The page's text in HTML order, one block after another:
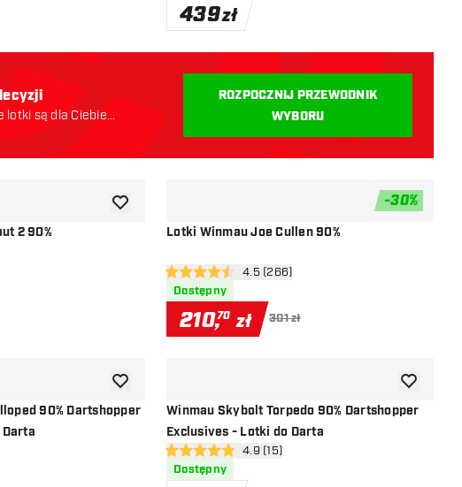
439zł
2 90%
recenzji
dodaj do listy życzeń
-30%
Lotki Winmau Joe Cullen 90%
otwórz panel recenzji
4.5 gwiazdki oceny4.5 (266)
Dostępny
210,70 zł 301 zł
dodaj do
90% Dartshopper
recenzji
dodaj do listy życzeń
Winmau Skybolt Torpedo 90% Dartshopper
Exclusives - Lotki do Darta
otwórz panel recenzji
4.9 gwiazdki oceny
4.9 (15)
Dostępny
dodaj do
lotki są dla Ciebie
ROZPOCZNIJ PRZEWODNIK
WYBORU